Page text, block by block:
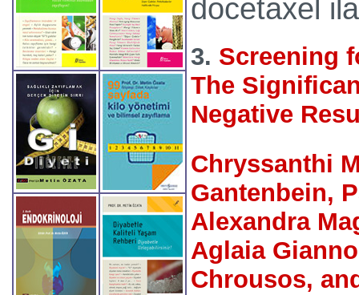
docetaxel
3. Screening
The
Negative
Chryssanthi
Gantenbein,
Alexandra
Aglaia
Chrousos,